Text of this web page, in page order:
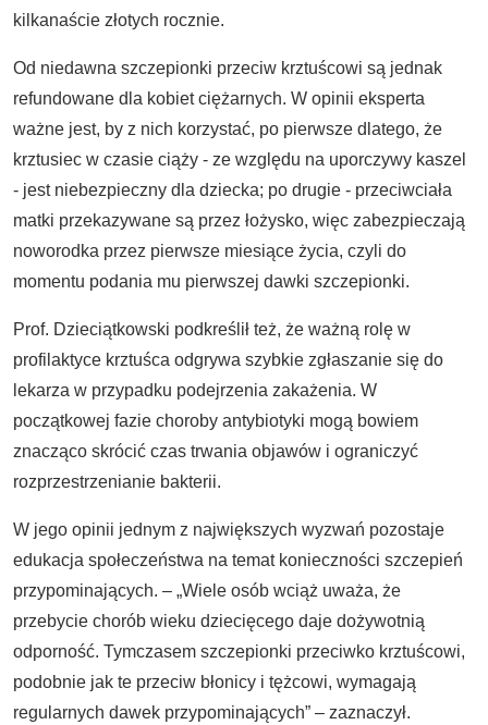
kilkanaście złotych rocznie.
Od niedawna szczepionki przeciw krztuścowi są jednak
refundowane dla kobiet ciężarnych. W opinii eksperta
ważne jest, by z nich korzystać, po pierwsze dlatego, że
krztusiec w czasie ciąży - ze względu na uporczywy kaszel
- jest niebezpieczny dla dziecka; po drugie - przeciwciała
matki przekazywane są przez łożysko, więc zabezpieczają
noworodka przez pierwsze miesiące życia, czyli do
momentu podania mu pierwszej dawki szczepionki.
Prof. Dzieciątkowski podkreślił też, że ważną rolę w
profilaktyce krztuśca odgrywa szybkie zgłaszanie się do
lekarza w przypadku podejrzenia zakażenia. W
początkowej fazie choroby antybiotyki mogą bowiem
znacząco skrócić czas trwania objawów i ograniczyć
rozprzestrzenianie bakterii.
W jego opinii jednym z największych wyzwań pozostaje
edukacja społeczeństwa na temat konieczności szczepień
przypominających. – „Wiele osób wciąż uważa, że
przebycie chorób wieku dziecięcego daje dożywotnią
odporność. Tymczasem szczepionki przeciwko krztuścowi,
podobnie jak te przeciw błonicy i tężcowi, wymagają
regularnych dawek przypominających” – zaznaczył.